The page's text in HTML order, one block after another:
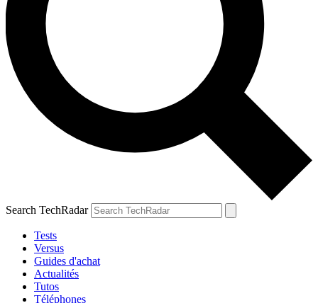
Search TechRadar
Tests
Versus
Guides d'achat
Actualités
Tutos
Téléphones